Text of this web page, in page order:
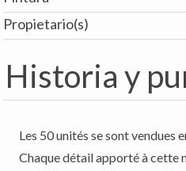
Propietario(s)
Historia y
Les 50 unités se sont vendues
Chaque détail apporté à cette